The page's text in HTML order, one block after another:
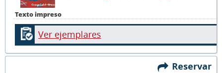
Texto impreso
Ver ejemplares
Reservar